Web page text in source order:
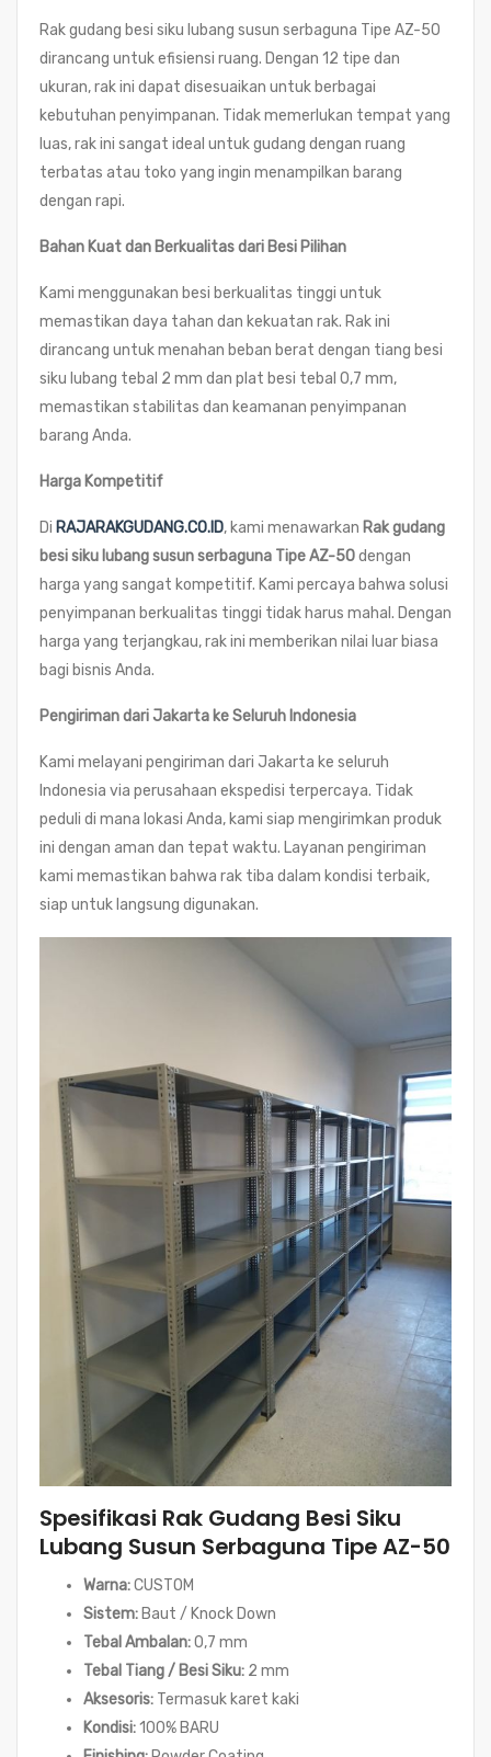
Rak gudang besi siku lubang susun serbaguna Tipe AZ-50
dirancang untuk efisiensi ruang. Dengan 12 tipe dan
ukuran, rak ini dapat disesuaikan untuk berbagai
kebutuhan penyimpanan. Tidak memerlukan tempat yang
luas, rak ini sangat ideal untuk gudang dengan ruang
terbatas atau toko yang ingin menampilkan barang
dengan rapi.
Bahan Kuat dan Berkualitas dari Besi Pilihan
Kami menggunakan besi berkualitas tinggi untuk
memastikan daya tahan dan kekuatan rak. Rak ini
dirancang untuk menahan beban berat dengan tiang besi
siku lubang tebal 2 mm dan plat besi tebal 0,7 mm,
memastikan stabilitas dan keamanan penyimpanan
barang Anda.
Harga Kompetitif
Di RAJARAKGUDANG.CO.ID, kami menawarkan Rak gudang
besi siku lubang susun serbaguna Tipe AZ-50dengan
harga yang sangat kompetitif. Kami percaya bahwa solusi
penyimpanan berkualitas tinggi tidak harus mahal. Dengan
harga yang terjangkau, rak ini memberikan nilai luar biasa
bagi bisnis Anda.
Pengiriman dari Jakarta ke Seluruh Indonesia
Kami melayani pengiriman dari Jakarta ke seluruh
Indonesia via perusahaan ekspedisi terpercaya. Tidak
peduli di mana lokasi Anda, kami siap mengirimkan produk
ini dengan aman dan tepat waktu. Layanan pengiriman
kami memastikan bahwa rak tiba dalam kondisi terbaik,
siap untuk langsung digunakan.
Spesifikasi Rak Gudang Besi Siku
Lubang Susun Serbaguna Tipe AZ-50
Warna:CUSTOM
Sistem: Baut / Knock Down
Tebal Ambalan:0,7 mm
Tebal Tiang / Besi Siku: 2 mm
Aksesoris: Termasuk karet kaki
Kondisi:100% BARU